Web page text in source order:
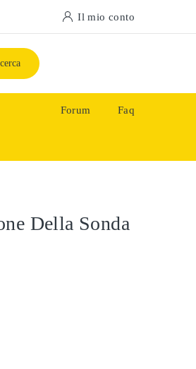
Il mio conto
Forum Faq
Della Sonda